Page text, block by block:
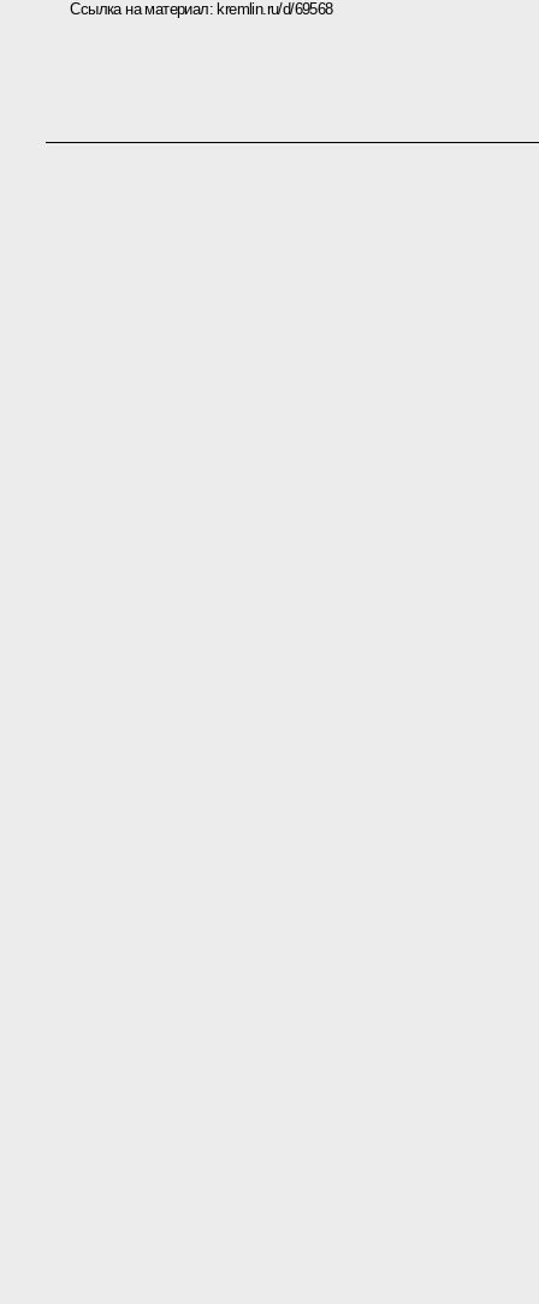
Ссылка на материал: kremlin.ru/d/69568